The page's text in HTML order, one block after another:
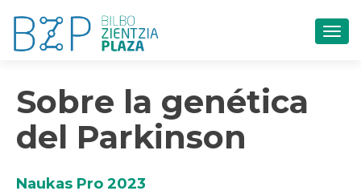
Sobre la genética
del Parkinson
Naukas Pro 2023